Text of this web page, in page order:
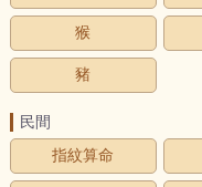
猴
豬
民間
指紋算命